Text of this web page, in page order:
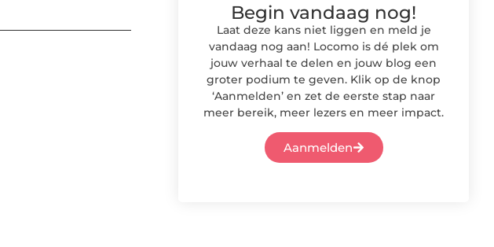
Begin vandaag nog!
Laat deze kans niet liggen en meld je
vandaag nog aan! Locomo is dé plek om
jouw verhaal te delen en jouw blog een
groter podium te geven. Klik op de knop
‘Aanmelden’ en zet de eerste stap naar
meer bereik, meer lezers en meer impact.
Aanmelden